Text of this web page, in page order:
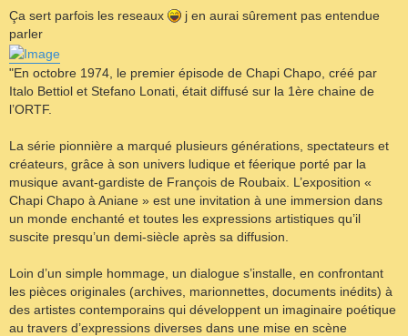
s
Ça sert parfois les reseaux
j en aurai sûrement pas entendue
parler
"En octobre 1974, le premier épisode de Chapi Chapo, créé par
Italo Bettiol et Stefano Lonati, était diffusé sur la 1ère chaine de
l’ORTF.
La série pionnière a marqué plusieurs générations, spectateurs et
créateurs, grâce à son univers ludique et féerique porté par la
musique avant-gardiste de François de Roubaix. L’exposition «
Chapi Chapo à Aniane » est une invitation à une immersion dans
un monde enchanté et toutes les expressions artistiques qu’il
suscite presqu’un demi-siècle après sa diffusion.
Loin d’un simple hommage, un dialogue s’installe, en confrontant
les pièces originales (archives, marionnettes, documents inédits) à
des artistes contemporains qui développent un imaginaire poétique
au travers d’expressions diverses dans une mise en scène